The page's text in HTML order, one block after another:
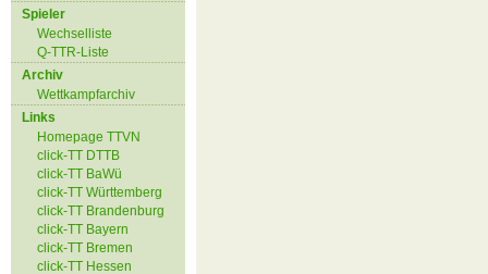
Spieler
Wechselliste
Q-TTR-Liste
Archiv
Wettkampfarchiv
Links
Homepage TTVN
click-TT DTTB
click-TT BaWü
click-TT Württemberg
click-TT Brandenburg
click-TT Bayern
click-TT Bremen
click-TT Hessen